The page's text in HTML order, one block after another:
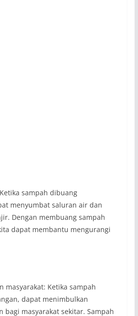
sampah dibuang
menyumbat saluran air dan
Dengan membuang sampah
dapat membantu mengurangi
masyarakat: Ketika sampah
dapat menimbulkan
bagi masyarakat sekitar. Sampah